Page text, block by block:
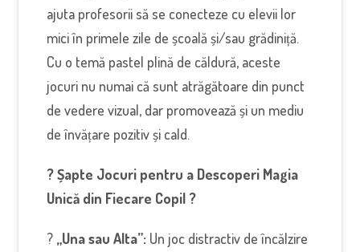
ajuta profesorii să se conecteze cu elevii lor
mici în primele zile de școală și/sau grădiniță.
Cu o temă pastel plină de căldură, aceste
jocuri nu numai că sunt atrăgătoare din punct
de vedere vizual, dar promovează și un mediu
de învățare pozitiv și cald.
? Șapte Jocuri pentru a Descoperi Magia
Unică din Fiecare Copil ?
? „Una sau Alta”: Un joc distractiv de încălzire